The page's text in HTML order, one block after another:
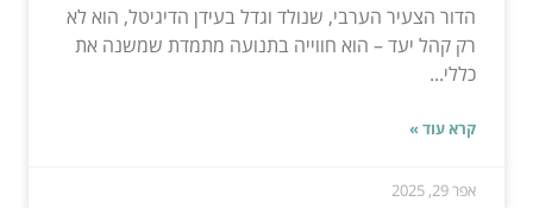
הדור הצעיר הערבי, שנולד וגדל בעידן הדיגיטל, הוא לא
רק קהל יעד – הוא חווייה בתנועה מתמדת שמשנה את
כללי...
קרא עוד »
אפר 29, 2025